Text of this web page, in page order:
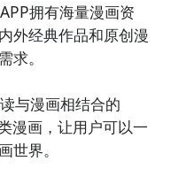
拥有海量漫画资
外经典作品和原创漫
求。
与漫画相结合的
漫画，让用户可以一
世界。